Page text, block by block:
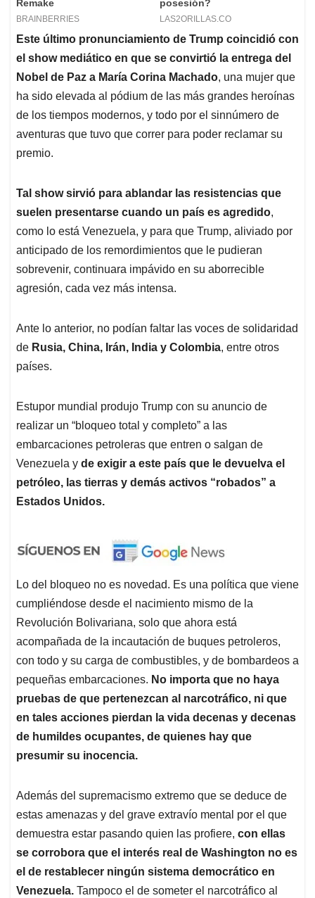
Este último pronunciamiento de Trump coincidió con
el show mediático en que se convirtió la entrega del
Nobel de Paz a María Corina Machado, una mujer que
ha sido elevada al pódium de las más grandes heroínas
de los tiempos modernos, y todo por el sinnúmero de
aventuras que tuvo que correr para poder reclamar su
premio.
Tal show sirvió para ablandar las resistencias que
suelen presentarse cuando un país es agredido,
como lo está Venezuela, y para que Trump, aliviado por
anticipado de los remordimientos que le pudieran
sobrevenir, continuara impávido en su aborrecible
agresión, cada vez más intensa.
Ante lo anterior, no podían faltar las voces de solidaridad
de Rusia, China, Irán, India y Colombia, entre otros
países.
Estupor mundial produjo Trump con su anuncio de
realizar un “bloqueo total y completo” a las
embarcaciones petroleras que entren o salgan de
Venezuela y de exigir a este país que le devuelva el
petróleo, las tierras y demás activos “robados” a
Estados Unidos.
Lo del bloqueo no es novedad. Es una política que viene
cumpliéndose desde el nacimiento mismo de la
Revolución Bolivariana, solo que ahora está
acompañada de la incautación de buques petroleros,
con todo y su carga de combustibles, y de bombardeos a
pequeñas embarcaciones. No importa que no haya
pruebas de que pertenezcan al narcotráfico, ni que
en tales acciones pierdan la vida decenas y decenas
de humildes ocupantes, de quienes hay que
presumir su inocencia.
Además del supremacismo extremo que se deduce de
estas amenazas y del grave extravío mental por el que
demuestra estar pasando quien las profiere, con ellas
se corrobora que el interés real de Washington no es
el de restablecer ningún sistema democrático en
Venezuela. Tampoco el de someter el narcotráfico al